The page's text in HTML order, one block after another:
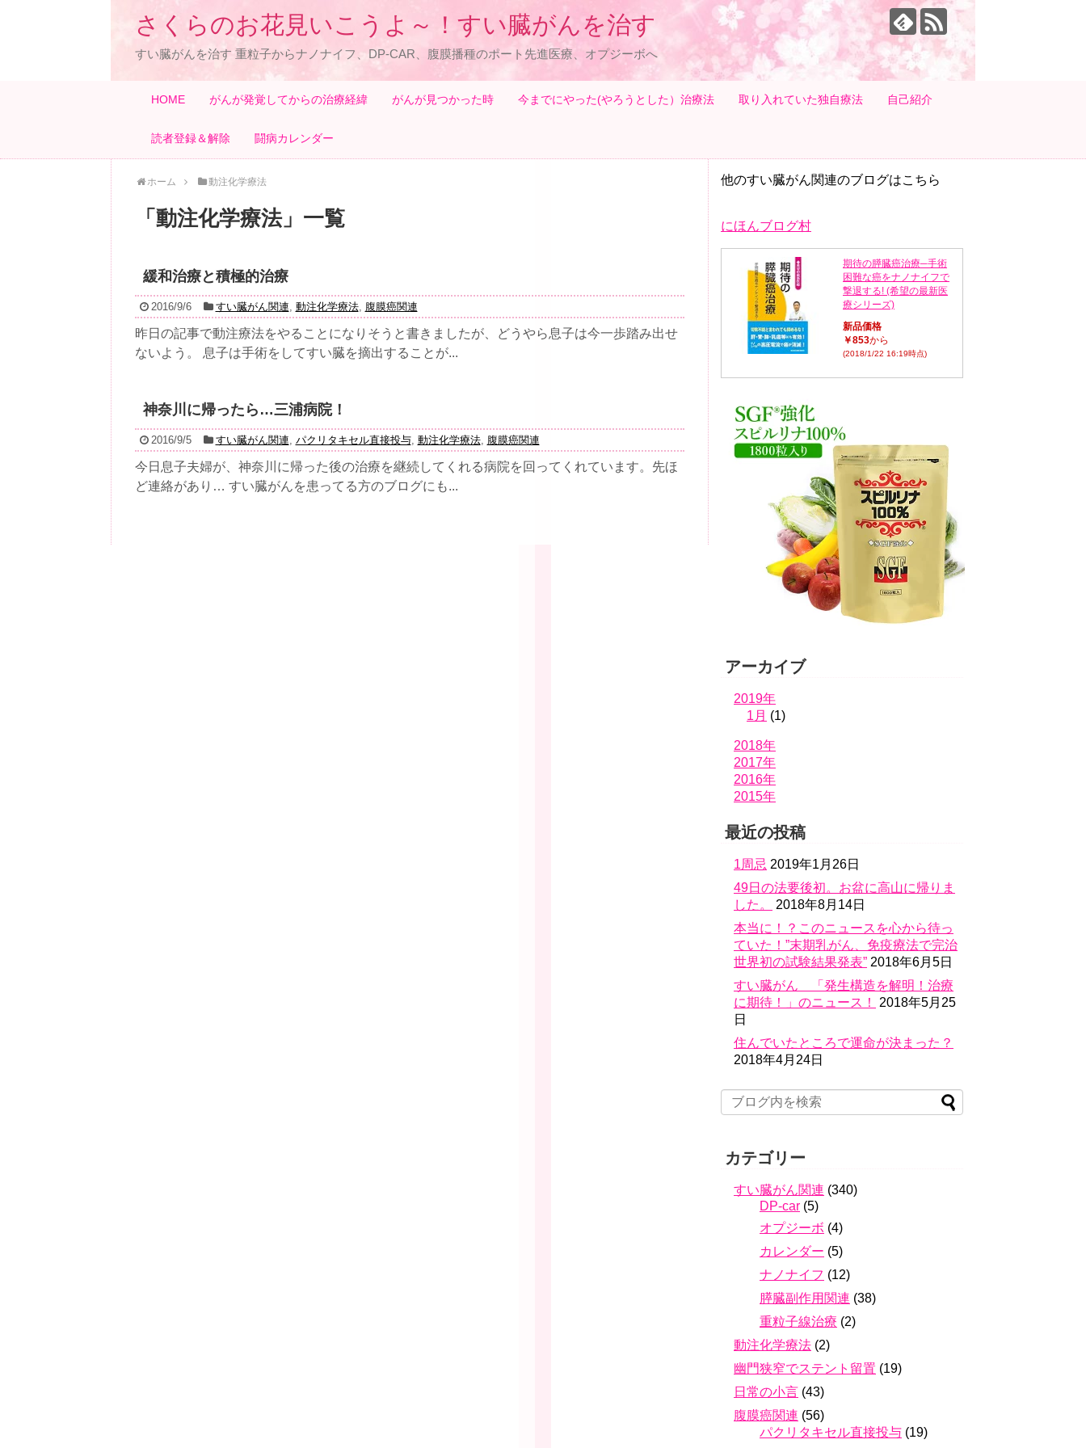
さくらのお花見いこうよ～！すい臓がんを治す
すい臓がんを治す 重粒子からナノナイフ、DP-CAR、腹膜播種のポート先進医療、オプジーボへ
HOME がんが発覚してからの治療経緯 がんが見つかった時 今までにやった(やろうとした）治療法 取り入れていた独自療法 自己紹介
読者登録＆解除 闘病カレンダー
ホーム 動注化学療法
「 動注化学療法」 一覧
緩和治療と積極的治療
2016/9/6 すい臓がん関連, 動注化学療法, 腹膜癌関連
昨日の記事で動注療法をやることになりそうと書きましたが、どうやら息子は今一歩踏み出せ
ないよう。 息子は手術をしてすい臓を摘出することが...
神奈川に帰ったら…三浦病院！
2016/9/5 すい臓がん関連, パクリタキセル直接投与, 動注化学療法, 腹膜癌関連
今日息子夫婦が、神奈川に帰った後の治療を継続してくれる病院を回ってくれています。先ほ
ど連絡があり… すい臓がんを患ってる方のブログにも...
他のすい臓がん関連のブログはこちら
にほんブログ村
期待の膵臓癌治療─手術
困難な癌をナノナイフで
撃退する! (希望の最新医
療シリーズ)
新品価格
￥853から
(2018/1/22 16:19時点)
アーカイブ
2019年
1月 (1)
2018年
2017年
2016年
2015年
最近の投稿
1周忌 2019年1月26日
49日の法要後初。お盆に高山に帰りま
した。
2018年8月14日
本当に！？このニュースを心から待っ
ていた！”末期乳がん、免疫療法で完治
世界初の試験結果発表” 2018年6月5日
すい臓がん 「発生構造を解明！治療
に期待！」のニュース！
2018年5月25
日
住んでいたところで運命が決まった？
2018年4月24日
カテゴリー
すい臓がん関連 (340)
DP-car (5)
オプジーボ (4)
カレンダー (5)
ナノナイフ (12)
膵臓副作用関連 (38)
重粒子線治療 (2)
動注化学療法 (2)
幽門狭窄でステント留置 (19)
日常の小言 (43)
腹膜癌関連 (56)
パクリタキセル直接投与 (19)